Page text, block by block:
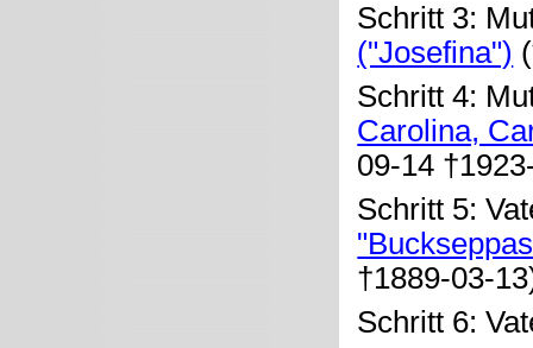
Schritt 3:
("Josefina")
Schritt 4:
Carolina,
09-14
Schritt 5:
†1889-03-
Schritt 6: